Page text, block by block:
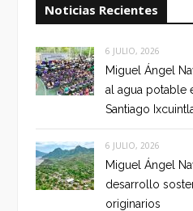
Noticias Recientes
6 JULIO, 2026
Miguel Ángel
al agua potable
Santiago
6 JULIO, 2026
Miguel Ángel
desarrollo
originarios